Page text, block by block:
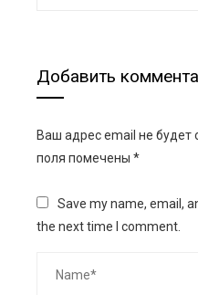
Добавить
Ваш адрес email не будет
поля помечены *
Save my name, email,
the next time I comment.